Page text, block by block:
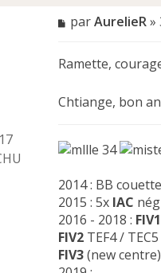
M
s
g
e
o
n
u
parAurelieR»
Ramette,
Chtiange, bon
34
2014 : BB
2015 : 5x IAC nég
2016 - 2018 : FIV1
FIV2 TEF4 /
FIV3(new